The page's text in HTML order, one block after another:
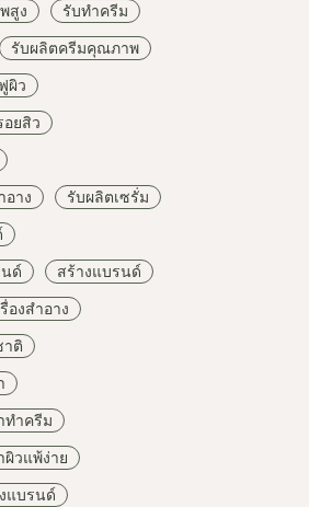
สูง
รับทำครีม
รับผลิตครีมคุณภาพ
ผิว
ยสิว
อาง
รับผลิตเซรั่ม
ด์
สร้างแบรนด์
องสำอาง
ติ
ทำครีม
วแพ้ง่าย
แบรนด์